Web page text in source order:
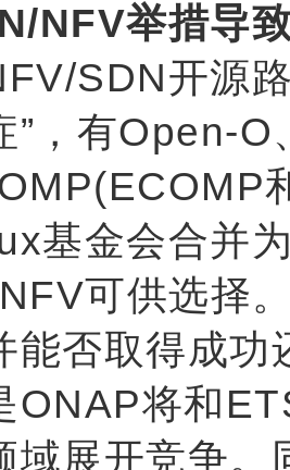
NFV举措导
SDN开源
”，有Open-O
基金会合并
可供选择
能否取得成功
ONAP将和
域展开竞争